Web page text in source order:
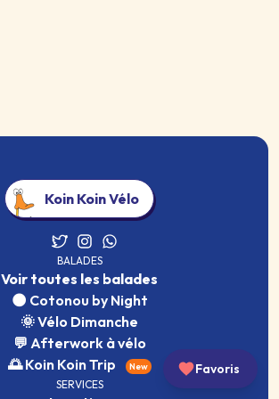
Favoris
Koin Koin Vélo
BALADES
Voir toutes les balades
🌑 Cotonou by Night
🌞 Vélo Dimanche
💬 Afterwork à vélo
🌅 Koin Koin Trip
New
SERVICES